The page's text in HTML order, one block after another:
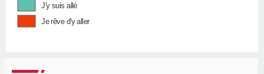
J'y suis allé
Je rêve d'y aller